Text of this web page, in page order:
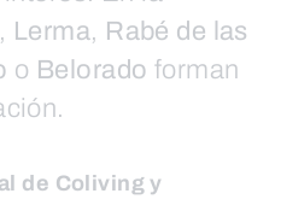
Lerma, Rabé de las
o Belorado forman
de Coliving y